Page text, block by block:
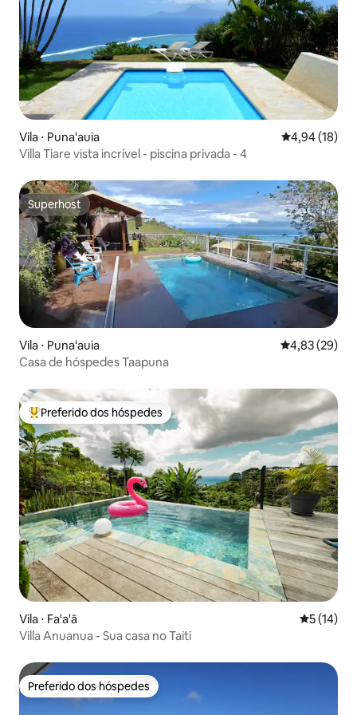
Vila ⋅ Puna'auia 4,94 de uma
4,94 (18)
Villa Tiare vista incrível - piscina privada - 4
Superhost
Superhost
Vila ⋅ Puna'auia 4,83 de uma
4,83 (29)
Casa de hóspedes Taapuna
Entre os melhores preferidos dos hóspedes
Preferido dos hóspedes
Vila ⋅ Fa'a'ā 5 de uma
5 (14)
Villa Anuanua - Sua casa no Taiti
Preferido dos hóspedes
Preferido dos hóspedes